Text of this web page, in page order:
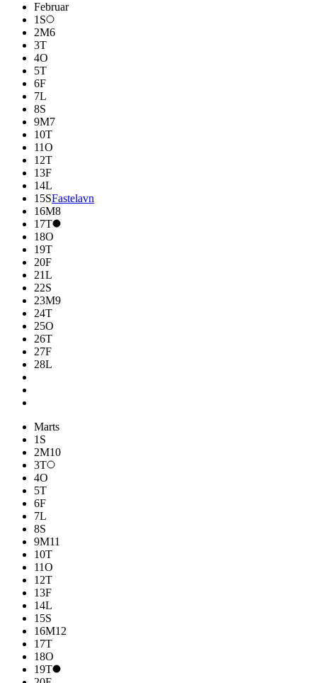
Februar
1S
2M6
3T
4O
5T
6F
7L
8S
9M7
10T
11O
12T
13F
14L
15SFastelavn
16M8
17T
18O
19T
20F
21L
22S
23M9
24T
25O
26T
27F
28L
Marts
1S
2M10
3T
4O
5T
6F
7L
8S
9M11
10T
11O
12T
13F
14L
15S
16M12
17T
18O
19T